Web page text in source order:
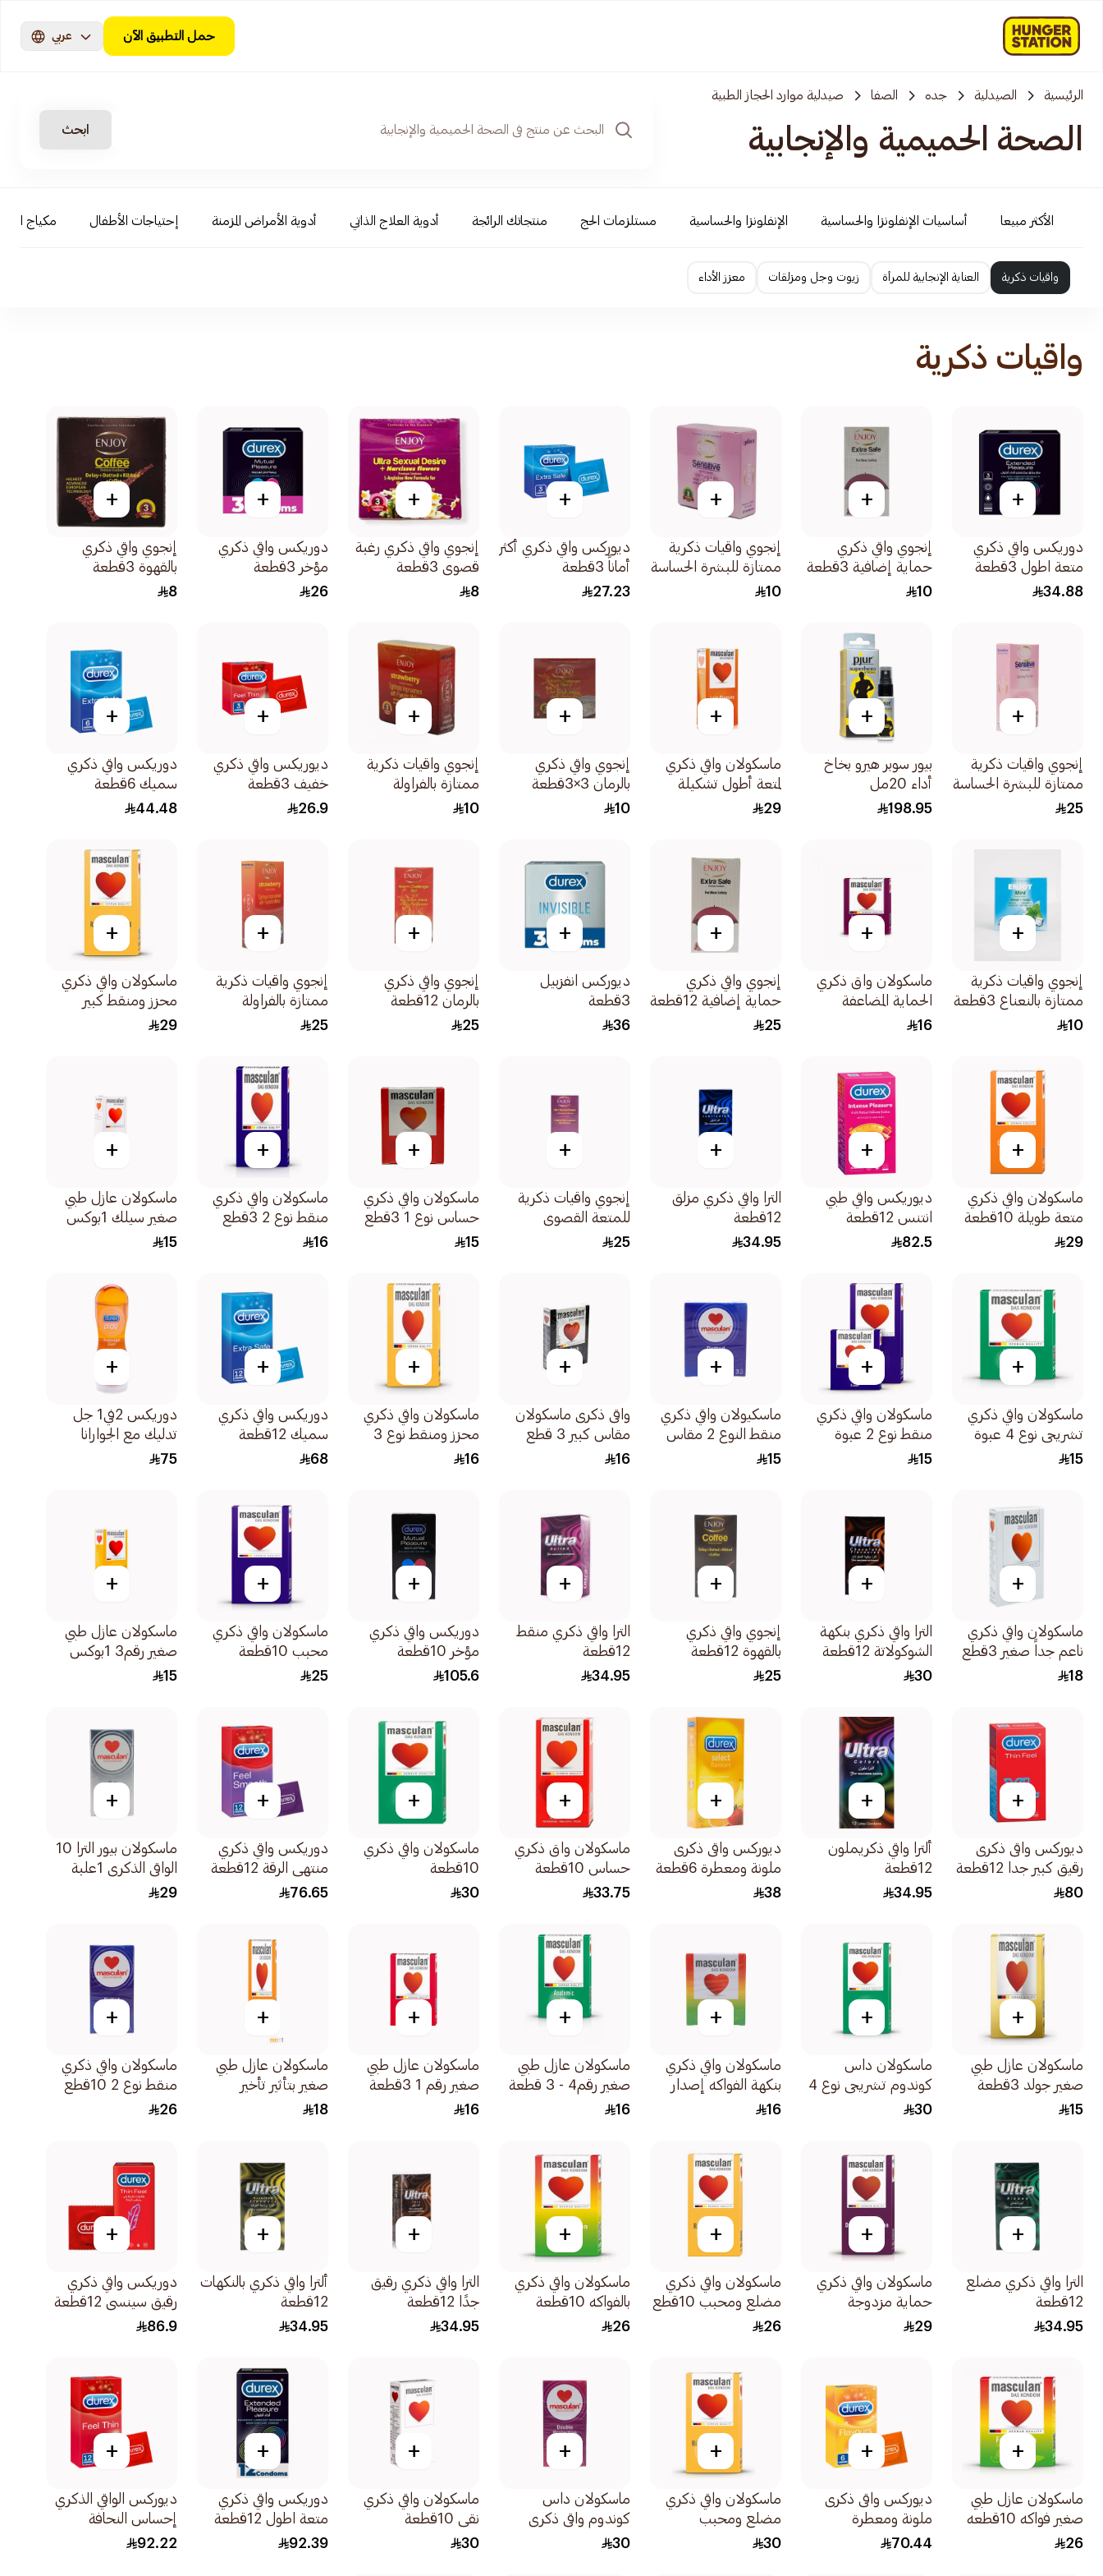
حمل التطبيق الآن عربي
الرئيسية الصيدلية جده الصفا صيدلية موارد الحجاز الطبية
الصحة الحميمية والإنجابية ابحث
الأكثر مبيعا أساسيات الإنفلونزا والحساسية الإنفلونزا والحساسية مستلزمات الحج منتجاتك الرائجة أدوية العلاج الذاتي أدوية الأمراض المزمنة إحتياجات الأطفال مكياج
واقيات ذكرية العناية الإنجابية للمرأة زيوت وجل ومزلقات معزز الأداء
واقيات ذكرية
+
دوريكس واقي ذكري
متعة اطول 3قطعة
34.88
+
إنجوي واقي ذكري
حماية إضافية 3قطعة
10
+
إنجوي واقيات ذكرية
ممتازة للبشرة الحساسة
3قطعة
10
+
ديوركس واقي ذكري أكثر
أماناً 3قطعة
27.23
+
إنجوي واقي ذكري رغبة
قصوى 3قطعة
8
+
دوريكس واقي ذكري
مؤخر 3قطعة
26
+
إنجوي واقي ذكري
بالقهوة 3قطعة
8
+
إنجوي واقيات ذكرية
ممتازة للبشرة الحساسة
12قطعة
25
+
بيور سوبر هيرو بخاخ
أداء 20مل
198.95
+
ماسكولان واقي ذكري
لمتعة أطول تشكيلة
خاصة 10قطع
29
+
إنجوي واقي ذكري
بالرمان 3×3قطعة
10
+
إنجوي واقيات ذكرية
ممتازة بالفراولة
3قطعة
10
+
ديوريكس واقي ذكري
خفيف 3قطعة
26.9
+
دوريكس واقي ذكري
سميك 6قطعة
44.48
+
إنجوي واقيات ذكرية
ممتازة بالنعناع 3قطعة
10
+
ماسكولان واق ذكري
الحماية المضاعفة
3قطعة
16
+
إنجوي واقي ذكري
حماية إضافية 12قطعة
25
+
ديوركس انفزبيل
3قطعة
36
+
إنجوي واقي ذكري
بالرمان 12قطعة
25
+
إنجوي واقيات ذكرية
ممتازة بالفراولة
12قطعة
25
+
ماسكولان واقي ذكري
محزز ومنقط كبير
10قطع
29
+
ماسكولان واقي ذكري
متعة طويلة 10قطعة
29
+
ديوريكس واقي طبي
انتنس 12قطعة
82.5
+
الترا واقي ذكري مزلق
12قطعة
34.95
+
إنجوي واقيات ذكرية
للمتعة القصوى
والشهوة 12قطعة
25
+
ماسكولان واقي ذكري
حساس نوع 1 3قطع
15
+
ماسكولان واقي ذكري
منقط نوع 2 3قطع
16
+
ماسكولان عازل طبي
صغير سيلك 1بوكس
15
+
ماسكولان واقي ذكري
تشريحي نوع 4 عبوة
صغيرة 3قطع
15
+
ماسكولان واقي ذكري
منقط نوع 2 عبوة
صغيرة 3قطع
15
+
ماسكيولان واقي ذكري
منقط النوع 2 مقاس
صغير 1علبة
15
+
واقى ذكرى ماسكولان
مقاس كبير 3 قطع
16
+
ماسكولان واقي ذكري
محزز ومنقط نوع 3
3قطع
16
+
دوريكس واقي ذكري
سميك 12قطعة
68
+
دوريكس 2في1 جل
تدليك مع الجوارانا
200مل
75
+
ماسكولان واقي ذكري
ناعم جداً صغير 3قطع
18
+
الترا واقي ذكري بنكهة
الشوكولاتة 12قطعة
30
+
إنجوي واقي ذكري
بالقهوة 12قطعة
25
+
الترا واقي ذكري منقط
12قطعة
34.95
+
دوريكس واقي ذكري
مؤخر 10قطعة
105.6
+
ماسكولان واقي ذكري
محبب 10قطعة
25
+
ماسكولان عازل طبي
صغير رقم3 1بوكس
15
+
ديوركس واقى ذكرى
رقيق كبير جدا 12قطعة
80
+
ألترا واقي ذكريملون
12قطعة
34.95
+
ديوركس واقى ذكرى
ملونة ومعطرة 6قطعة
38
+
ماسكولان واق ذكري
حساس 10قطعة
33.75
+
ماسكولان واقي ذكري
10قطعة
30
+
دوريكس واقي ذكري
منتهي الرقة 12قطعة
76.65
+
ماسكولان بيور الترا 10
الواقي الذكري 1علبة
29
+
ماسكولان عازل طبي
صغير جولد 3قطعة
15
+
ماسكولان داس
كوندوم تشريحي نوع 4
10قطع
30
+
ماسكولان واقي ذكري
بنكهة الفواكه إصدار
فروتي 3قطع
16
+
ماسكولان عازل طبي
صغير رقم4 - 3 قطعة
16
+
ماسكولان عازل طبي
صغير رقم 1 3قطعة
16
+
ماسكولان عازل طبي
صغير بتأثير تأخير
3قطعة
18
+
ماسكولان واقي ذكري
منقط نوع 2 10قطع
26
+
الترا واقي ذكري مضلع
12قطعة
34.95
+
ماسكولان واقي ذكري
حماية مزدوجة
10قطعة
29
+
ماسكولان واقي ذكري
مضلع ومحبب 10قطع
26
+
ماسكولان واقي ذكري
بالفواكه 10قطعة
26
+
الترا واقي ذكري رقيق
جدًا 12قطعة
34.95
+
ألترا واقي ذكري بالنكهات
12قطعة
34.95
+
دوريكس واقي ذكري
رقيق سينسي 12قطعة
86.9
+
ماسكولان عازل طبي
صغير فواكه 10قطعه
26
+
ديوركس واقى ذكرى
ملونة ومعطرة
12قطعة
70.44
+
ماسكولان واقي ذكري
مضلع ومحبب
10قطعة
30
+
ماسكولان داس
كوندوم واقي ذكري
حماية مزدوجة 10قطع
30
+
ماسكولان واقي ذكري
نقي 10قطعة
30
+
دوريكس واقي ذكري
متعة اطول 12قطعة
92.39
+
ديوركس الواقي الذكري
إحساس النحافة
12قطعة
92.22